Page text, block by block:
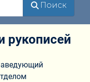
Поиск
рукописей